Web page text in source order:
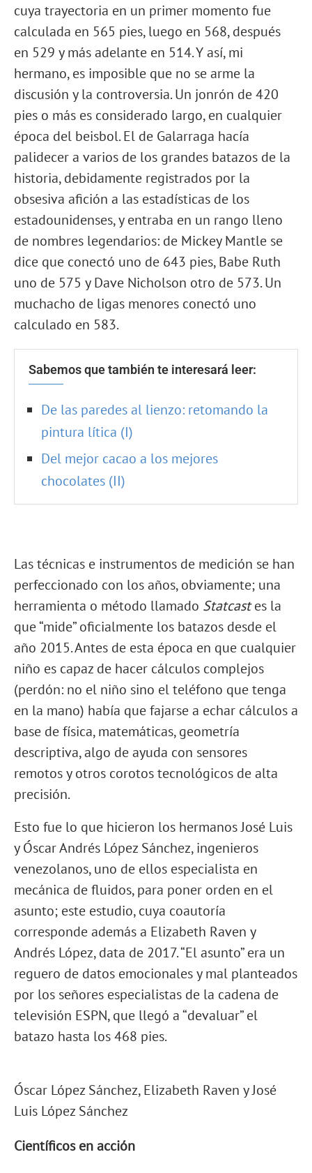
cuya trayectoria en un primer momento fue
calculada en 565 pies, luego en 568, después
en 529 y más adelante en 514. Y así, mi
hermano, es imposible que no se arme la
discusión y la controversia. Un jonrón de 420
pies o más es considerado largo, en cualquier
época del beisbol. El de Galarraga hacía
palidecer a varios de los grandes batazos de la
historia, debidamente registrados por la
obsesiva afición a las estadísticas de los
estadounidenses, y entraba en un rango lleno
de nombres legendarios: de Mickey Mantle se
dice que conectó uno de 643 pies, Babe Ruth
uno de 575 y Dave Nicholson otro de 573. Un
muchacho de ligas menores conectó uno
calculado en 583.
Sabemos que también te interesará leer:
De las paredes al lienzo: retomando la
pintura lítica (I)
Del mejor cacao a los mejores
chocolates (II)
Las técnicas e instrumentos de medición se han
perfeccionado con los años, obviamente; una
herramienta o método llamado Statcastes la
que “mide” oficialmente los batazos desde el
año 2015. Antes de esta época en que cualquier
niño es capaz de hacer cálculos complejos
(perdón: no el niño sino el teléfono que tenga
en la mano) había que fajarse a echar cálculos a
base de física, matemáticas, geometría
descriptiva, algo de ayuda con sensores
remotos y otros corotos tecnológicos de alta
precisión.
Esto fue lo que hicieron los hermanos José Luis
y Óscar Andrés López Sánchez, ingenieros
venezolanos, uno de ellos especialista en
mecánica de fluidos, para poner orden en el
asunto; este estudio, cuya coautoría
corresponde además a Elizabeth Raven y
Andrés López, data de 2017. “El asunto” era un
reguero de datos emocionales y mal planteados
por los señores especialistas de la cadena de
televisión ESPN, que llegó a “devaluar” el
batazo hasta los 468 pies.
Óscar López Sánchez, Elizabeth Raven y José
Luis López Sánchez
Científicos en acción